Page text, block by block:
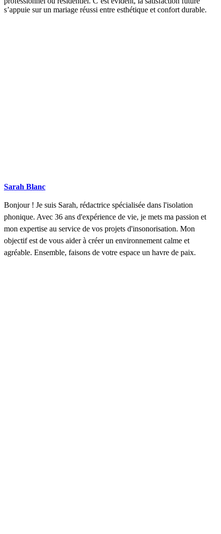
s’appuie sur un mariage réussi entre esthétique et confort durable.
Sarah Blanc
Bonjour ! Je suis Sarah, rédactrice spécialisée dans l'isolation
phonique. Avec 36 ans d'expérience de vie, je mets ma passion et
mon expertise au service de vos projets d'insonorisation. Mon
objectif est de vous aider à créer un environnement calme et
agréable. Ensemble, faisons de votre espace un havre de paix.